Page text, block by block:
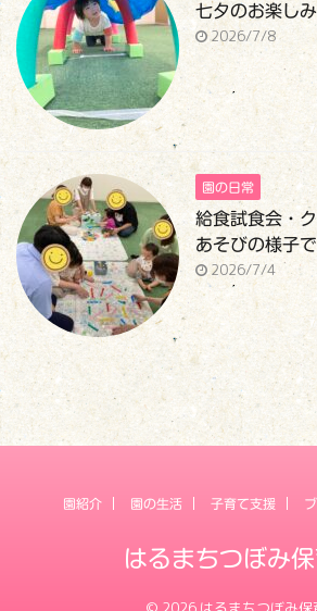
七夕のお楽し
2026/7/8
園の日常
給食試食会・
あそびの様子
2026/7/4
園紹介 園の生活 子育て支援
はるまちつぼみ保